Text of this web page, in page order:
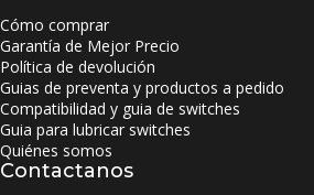
Cómo comprar
Garantía de Mejor Precio
Política de devolución
Guias de preventa y productos a pedido
Compatibilidad y guia de switches
Guia para lubricar switches
Quiénes somos
Contactanos